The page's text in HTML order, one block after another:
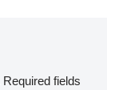
Required fields